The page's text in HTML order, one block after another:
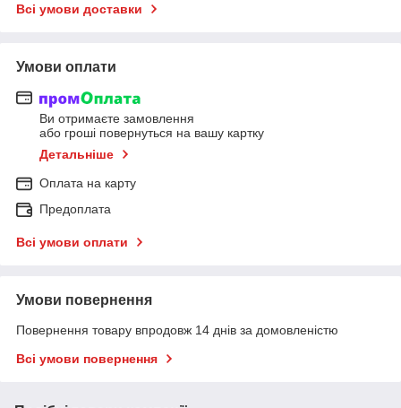
Всі умови доставки
Умови оплати
Ви отримаєте замовлення
або гроші повернуться на вашу картку
Детальніше
Оплата на карту
Предоплата
Всі умови оплати
Умови повернення
Повернення товару впродовж 14 днів за домовленістю
Всі умови повернення